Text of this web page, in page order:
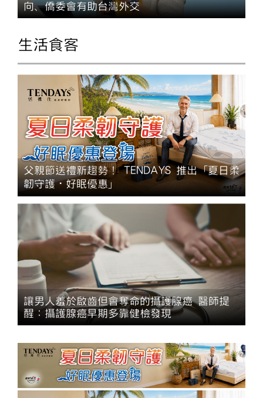
向、僑委會有助台灣外交
生活食客
父親節送禮新趨勢！ TENDAYS 推出「夏日柔
韌守護・好眠優惠」
讓男人羞於啟齒但會奪命的攝護腺癌 醫師提
醒：攝護腺癌早期多靠健檢發現